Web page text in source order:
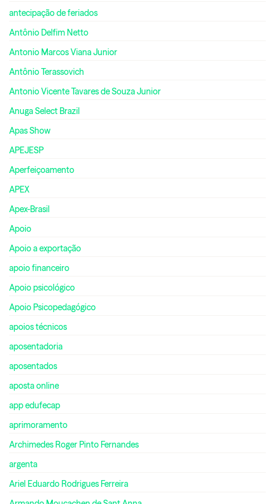
antecipação de feriados
Antônio Delfim Netto
Antonio Marcos Viana Junior
Antônio Terassovich
Antonio Vicente Tavares de Souza Junior
Anuga Select Brazil
Apas Show
APEJESP
Aperfeiçoamento
APEX
Apex-Brasil
Apoio
Apoio a exportação
apoio financeiro
Apoio psicológico
Apoio Psicopedagógico
apoios técnicos
aposentadoria
aposentados
aposta online
app edufecap
aprimoramento
Archimedes Roger Pinto Fernandes
argenta
Ariel Eduardo Rodrigues Ferreira